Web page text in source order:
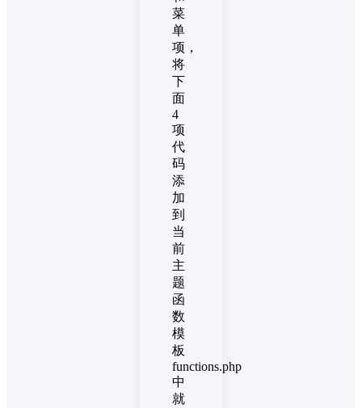
菜
单
项，
将
下
面
4
项
代
码
添
加
到
当
前
主
题
函
数
模
板
functions.php
中
就